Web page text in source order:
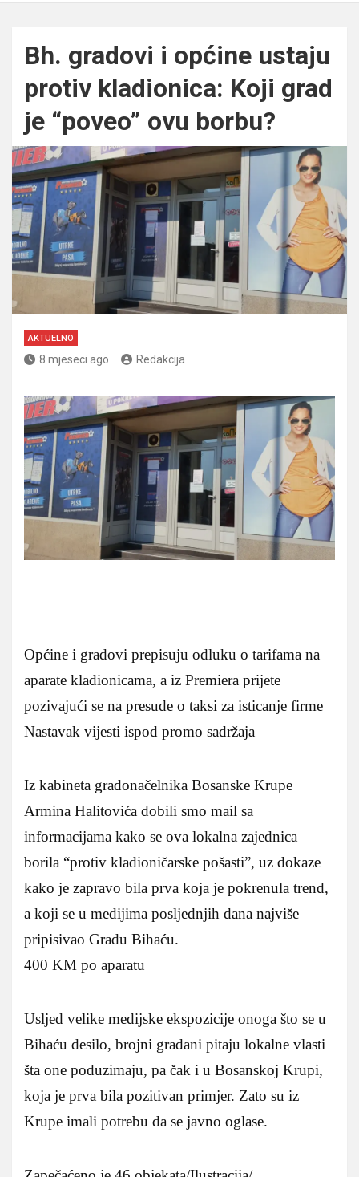
Bh. gradovi i općine ustaju
protiv kladionica: Koji grad
je “poveo” ovu borbu?
AKTUELNO
8 mjeseci ago Redakcija
Općine i gradovi prepisuju odluku o tarifama na
aparate kladionicama, a iz Premiera prijete
pozivajući se na presude o taksi za isticanje firme
Nastavak vijesti ispod promo sadržaja
Iz kabineta gradonačelnika Bosanske Krupe
Armina Halitovića dobili smo mail sa
informacijama kako se ova lokalna zajednica
borila “protiv kladioničarske pošasti”, uz dokaze
kako je zapravo bila prva koja je pokrenula trend,
a koji se u medijima posljednjih dana najviše
pripisivao Gradu Bihaću.
400 KM po aparatu
Usljed velike medijske ekspozicije onoga što se u
Bihaću desilo, brojni građani pitaju lokalne vlasti
šta one poduzimaju, pa čak i u Bosanskoj Krupi,
koja je prva bila pozitivan primjer. Zato su iz
Krupe imali potrebu da se javno oglase.